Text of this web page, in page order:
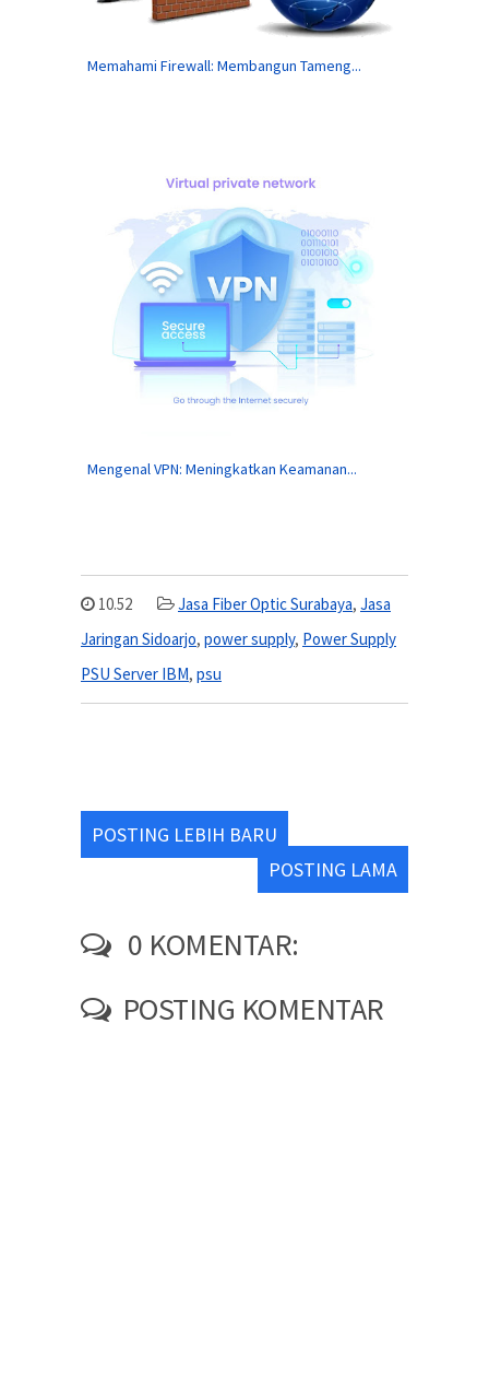
Memahami Firewall: Membangun Tameng...
Mengenal VPN: Meningkatkan Keamanan...
10.52 Jasa Fiber Optic Surabaya, Jasa
Jaringan Sidoarjo, power supply, Power Supply
PSU Server IBM, psu
POSTING LEBIH BARU
POSTING LAMA
0 KOMENTAR:
POSTING KOMENTAR